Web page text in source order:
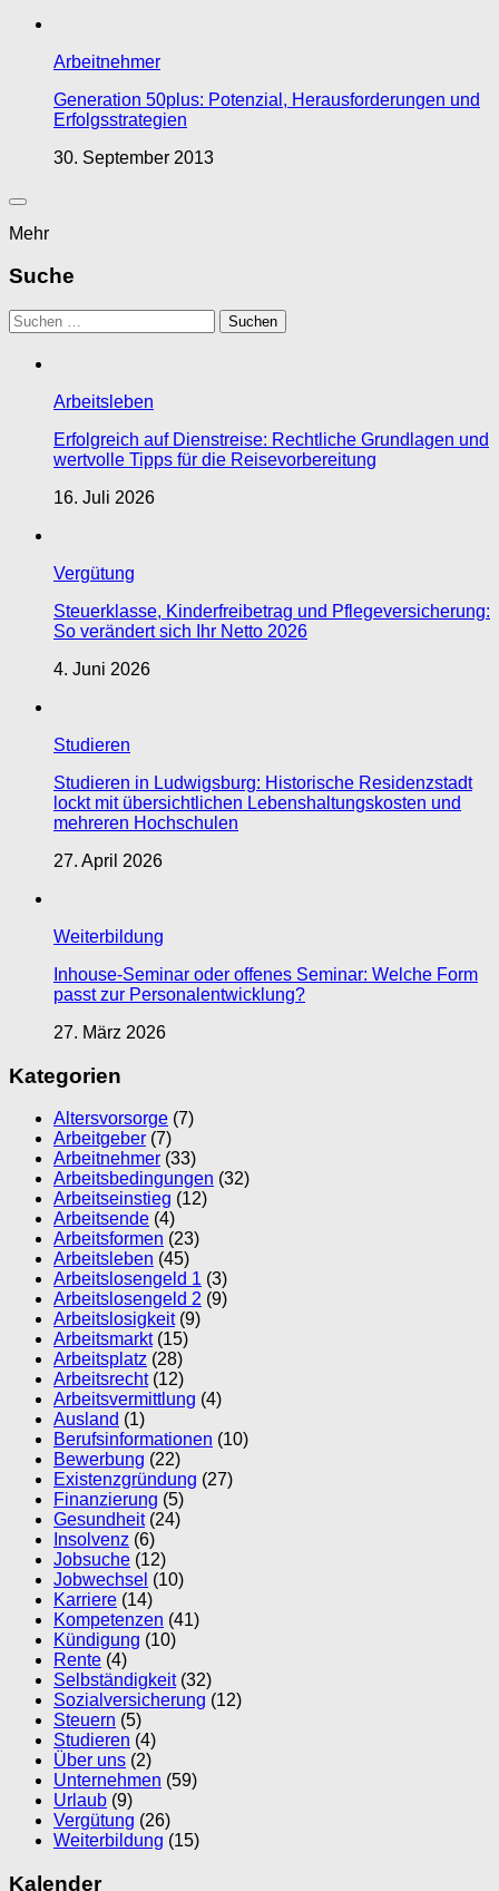
Arbeitnehmer
Generation 50plus: Potenzial, Herausforderungen und
Erfolgsstrategien
30. September 2013
Mehr
Suche
Suchen
nach:
Arbeitsleben
Erfolgreich auf Dienstreise: Rechtliche Grundlagen und
wertvolle Tipps für die Reisevorbereitung
16. Juli 2026
Vergütung
Steuerklasse, Kinderfreibetrag und Pflegeversicherung:
So verändert sich Ihr Netto 2026
4. Juni 2026
Studieren
Studieren in Ludwigsburg: Historische Residenzstadt
lockt mit übersichtlichen Lebenshaltungskosten und
mehreren Hochschulen
27. April 2026
Weiterbildung
Inhouse-Seminar oder offenes Seminar: Welche Form
passt zur Personalentwicklung?
27. März 2026
Kategorien
Altersvorsorge (7)
Arbeitgeber (7)
Arbeitnehmer (33)
Arbeitsbedingungen (32)
Arbeitseinstieg (12)
Arbeitsende (4)
Arbeitsformen (23)
Arbeitsleben (45)
Arbeitslosengeld 1 (3)
Arbeitslosengeld 2 (9)
Arbeitslosigkeit(9)
Arbeitsmarkt(15)
Arbeitsplatz (28)
Arbeitsrecht(12)
Arbeitsvermittlung (4)
Ausland (1)
Berufsinformationen (10)
Bewerbung (22)
Existenzgründung (27)
Finanzierung (5)
Gesundheit(24)
Insolvenz (6)
Jobsuche (12)
Jobwechsel (10)
Karriere (14)
Kompetenzen (41)
Kündigung (10)
Rente (4)
Selbständigkeit(32)
Sozialversicherung (12)
Steuern (5)
Studieren (4)
Über uns (2)
Unternehmen (59)
Urlaub (9)
Vergütung (26)
Weiterbildung (15)
Kalender